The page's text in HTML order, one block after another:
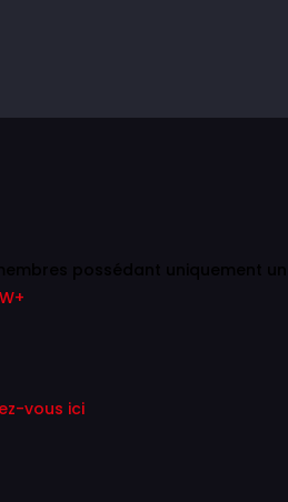
vous ici